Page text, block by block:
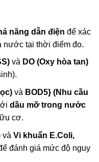
năng dẫn điện để xác
nước tại thời điểm đo.
và DO (Oxy hòa tan)
và BOD5} (Nhu cầu
dầu mỡ trong nước
cơ.
và Vi khuẩn E.Coli,
đánh giá mức độ nguy